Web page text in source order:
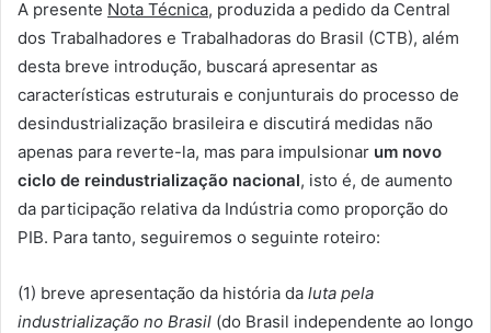
A presente Nota Técnica, produzida a pedido da Central
dos Trabalhadores e Trabalhadoras do Brasil (CTB), além
desta breve introdução, buscará apresentar as
características estruturais e conjunturais do processo de
desindustrialização brasileira e discutirá medidas não
apenas para reverte-la, mas para impulsionar um novo
ciclo de reindustrialização nacional, isto é, de aumento
da participação relativa da Indústria como proporção do
PIB. Para tanto, seguiremos o seguinte roteiro:
(1) breve apresentação da história da luta pela
industrialização no Brasil (do Brasil independente ao longo